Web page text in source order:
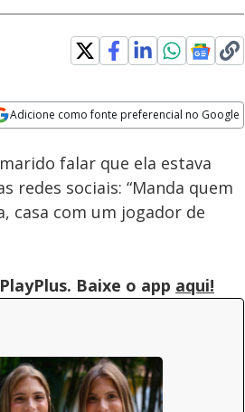
Adicione como fonte preferencial no Google
Velocidade
falar que ela estava
redes sociais: “Manda quem
casa com um jogador de
Baixe o app aqui!